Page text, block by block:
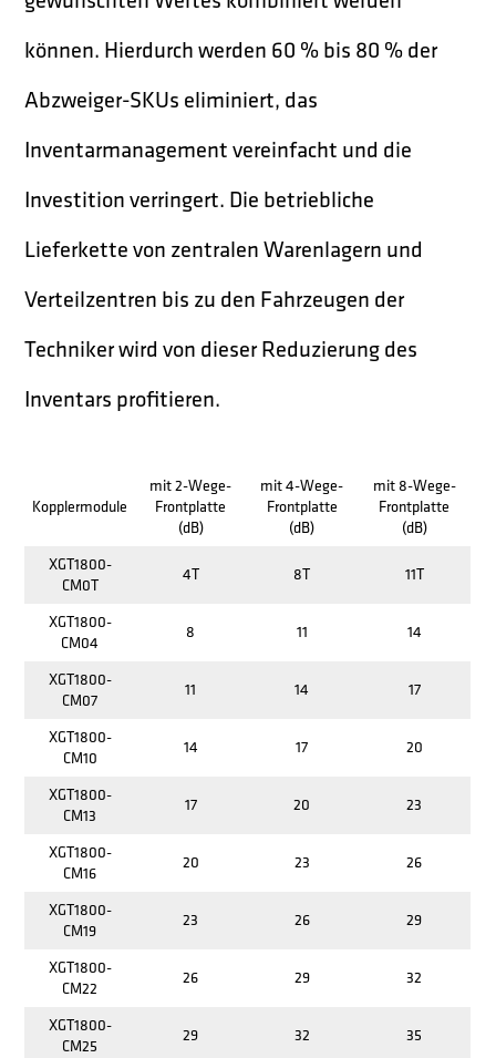
können. Hierdurch werden 60 % bis 80 % der
Abzweiger-SKUs eliminiert, das
Inventarmanagement vereinfacht und die
Investition verringert. Die betriebliche
Lieferkette von zentralen Warenlagern und
Verteilzentren bis zu den Fahrzeugen der
Techniker wird von dieser Reduzierung des
Inventars profitieren.
Kopplermodule
mit 2-Wege-
Frontplatte
(dB)
mit 4-Wege-
Frontplatte
(dB)
mit 8-Wege-
Frontplatte
(dB)
XGT1800-
CM0T
4T 8T 11T
XGT1800-
CM04
8 11 14
XGT1800-
CM07
11 14 17
XGT1800-
CM10
14 17 20
XGT1800-
CM13
17 20 23
XGT1800-
CM16
20 23 26
XGT1800-
CM19
23 26 29
XGT1800-
CM22
26 29 32
XGT1800-
CM25
29 32 35